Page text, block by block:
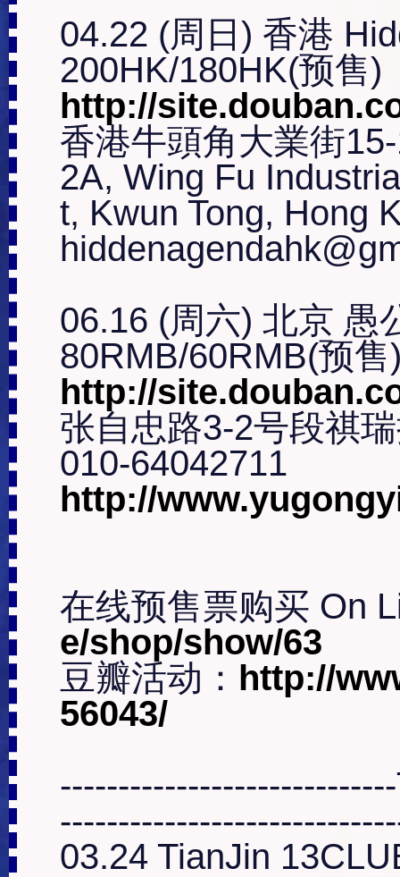
04.22 (周日) 香港
http://
香港牛頭角大業街
2A, Wing Fu
t, Kwun Tong, Hong
06.16 (周六) 北京 愚
http://
张自忠路3-2号段祺
http://
在线预售票购买 On
e/shop/show/63
豆瓣活动： http://
56043/
03.24 TianJin